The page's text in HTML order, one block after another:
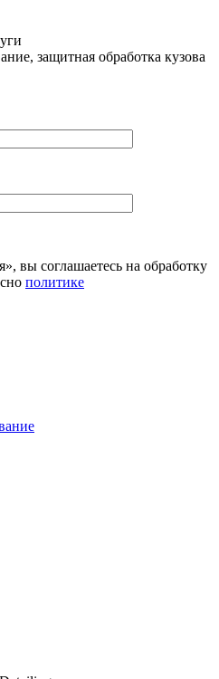
защитная обработка кузова
вы соглашаетесь на обработку
политике